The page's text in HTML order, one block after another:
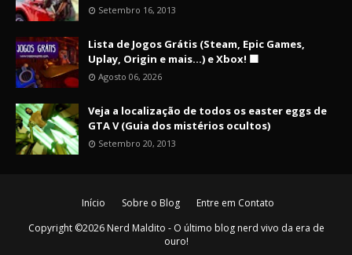
Setembro 16, 2013
Lista de Jogos Grátis (Steam, Epic Games,
Uplay, Origin e mais...) e Xbox! 🟩
Agosto 06, 2026
Veja a localização de todos os easter eggs de
GTA V (Guia dos mistérios ocultos)
Setembro 20, 2013
Início Sobre o Blog
Entre em Contato
Copyright ©2026 Nerd Maldito - O último blog nerd vivo da era de
ouro!